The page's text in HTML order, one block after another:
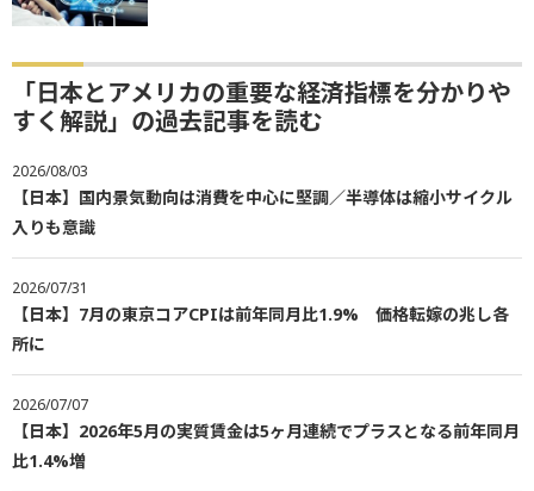
「日本とアメリカの重要な経済指標を分かりや
すく解説」の過去記事を読む
2026/08/03
【日本】国内景気動向は消費を中心に堅調／半導体は縮小サイクル
入りも意識
2026/07/31
【日本】7月の東京コアCPIは前年同月比1.9% 価格転嫁の兆し各
所に
2026/07/07
【日本】2026年5月の実質賃金は5ヶ月連続でプラスとなる前年同月
比1.4%増